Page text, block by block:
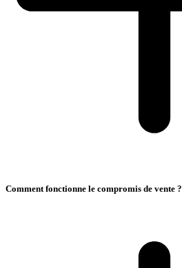
Comment fonctionne le compromis de vente ?